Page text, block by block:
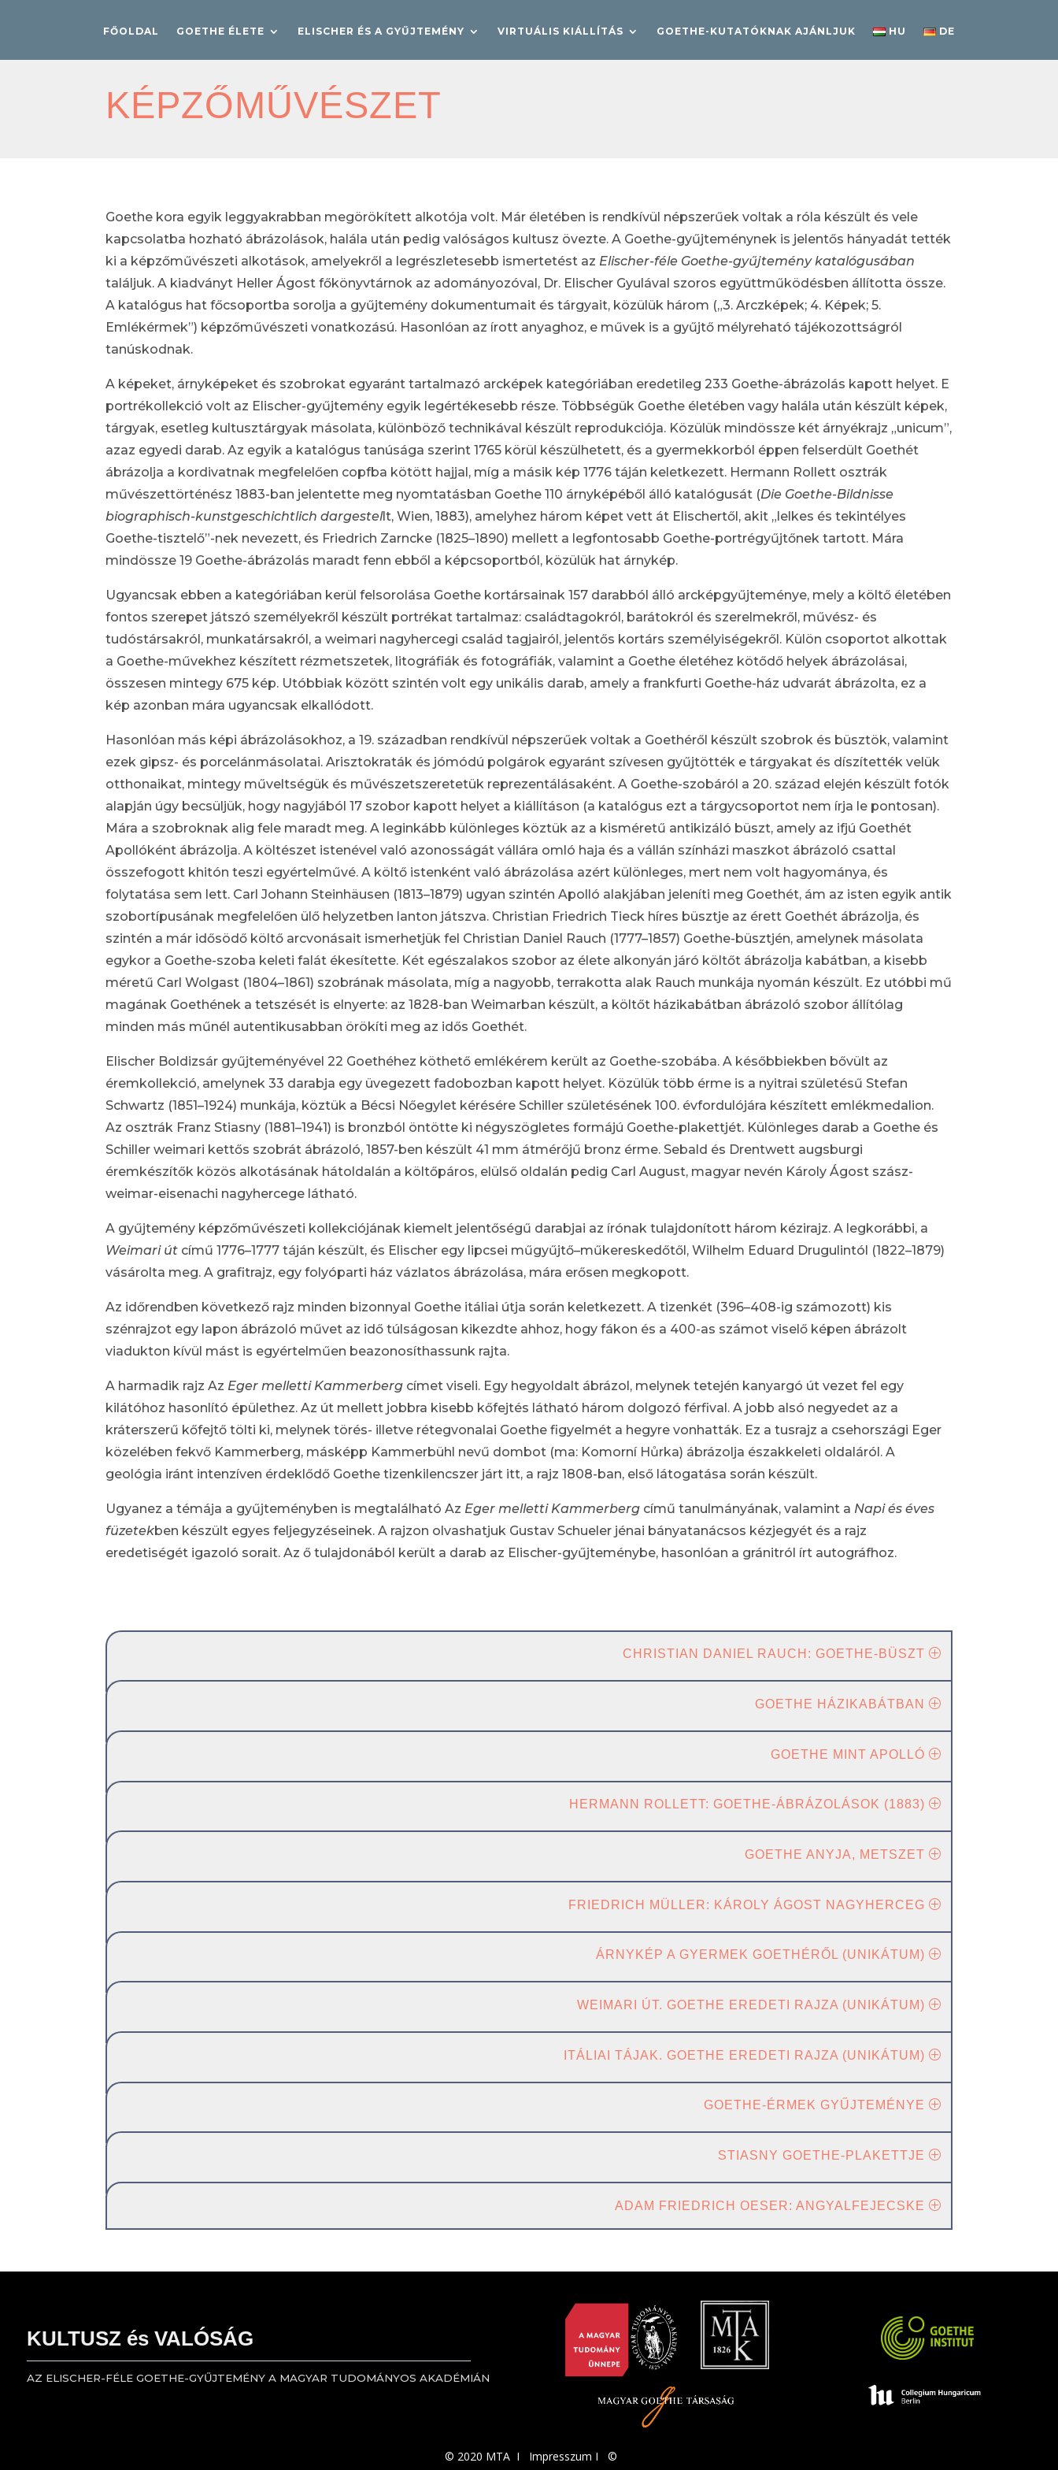
FŐOLDAL GOETHE ÉLETE ELISCHER ÉS A GYŰJTEMÉNY VIRTUÁLIS KIÁLLÍTÁS GOETHE-KUTATÓKNAK AJÁNLJUK HU DE
KÉPZŐMŰVÉSZET
Goethe kora egyik leggyakrabban megörökített alkotója volt. Már életében is rendkívül népszerűek voltak a róla készült és vele
kapcsolatba hozható ábrázolások, halála után pedig valóságos kultusz övezte. A Goethe-gyűjteménynek is jelentős hányadát tették
ki a képzőművészeti alkotások, amelyekről a legrészletesebb ismertetést az Elischer-féle Goethe-gyűjtemény katalógusában
találjuk. A kiadványt Heller Ágost főkönyvtárnok az adományozóval, Dr. Elischer Gyulával szoros együttműködésben állította össze.
A katalógus hat főcsoportba sorolja a gyűjtemény dokumentumait és tárgyait, közülük három („3. Arczképek; 4. Képek; 5.
Emlékérmek”) képzőművészeti vonatkozású. Hasonlóan az írott anyaghoz, e művek is a gyűjtő mélyreható tájékozottságról
tanúskodnak.
A képeket, árnyképeket és szobrokat egyaránt tartalmazó arcképek kategóriában eredetileg 233 Goethe-ábrázolás kapott helyet. E
portrékollekció volt az Elischer-gyűjtemény egyik legértékesebb része. Többségük Goethe életében vagy halála után készült képek,
tárgyak, esetleg kultusztárgyak másolata, különböző technikával készült reprodukciója. Közülük mindössze két árnyékrajz „unicum”,
azaz egyedi darab. Az egyik a katalógus tanúsága szerint 1765 körül készülhetett, és a gyermekkorból éppen felserdült Goethét
ábrázolja a kordivatnak megfelelően copfba kötött hajjal, míg a másik kép 1776 táján keletkezett. Hermann Rollett osztrák
művészettörténész 1883-ban jelentette meg nyomtatásban Goethe 110 árnyképéből álló katalógusát (Die Goethe-Bildnisse
biographisch-kunstgeschichtlich dargestellt, Wien, 1883), amelyhez három képet vett át Elischertől, akit „lelkes és tekintélyes
Goethe-tisztelő”-nek nevezett, és Friedrich Zarncke (1825–1890) mellett a legfontosabb Goethe-portrégyűjtőnek tartott. Mára
mindössze 19 Goethe-ábrázolás maradt fenn ebből a képcsoportból, közülük hat árnykép.
Ugyancsak ebben a kategóriában kerül felsorolása Goethe kortársainak 157 darabból álló arcképgyűjteménye, mely a költő életében
fontos szerepet játszó személyekről készült portrékat tartalmaz: családtagokról, barátokról és szerelmekről, művész- és
tudóstársakról, munkatársakról, a weimari nagyhercegi család tagjairól, jelentős kortárs személyiségekről. Külön csoportot alkottak
a Goethe-művekhez készített rézmetszetek, litográfiák és fotográfiák, valamint a Goethe életéhez kötődő helyek ábrázolásai,
összesen mintegy 675 kép. Utóbbiak között szintén volt egy unikális darab, amely a frankfurti Goethe-ház udvarát ábrázolta, ez a
kép azonban mára ugyancsak elkallódott.
Hasonlóan más képi ábrázolásokhoz, a 19. században rendkívül népszerűek voltak a Goethéről készült szobrok és büsztök, valamint
ezek gipsz- és porcelánmásolatai. Arisztokraták és jómódú polgárok egyaránt szívesen gyűjtötték e tárgyakat és díszítették velük
otthonaikat, mintegy műveltségük és művészetszeretetük reprezentálásaként. A Goethe-szobáról a 20. század elején készült fotók
alapján úgy becsüljük, hogy nagyjából 17 szobor kapott helyet a kiállításon (a katalógus ezt a tárgycsoportot nem írja le pontosan).
Mára a szobroknak alig fele maradt meg. A leginkább különleges köztük az a kisméretű antikizáló büszt, amely az ifjú Goethét
Apollóként ábrázolja. A költészet istenével való azonosságát vállára omló haja és a vállán színházi maszkot ábrázoló csattal
összefogott khitón teszi egyértelművé. A költő istenként való ábrázolása azért különleges, mert nem volt hagyománya, és
folytatása sem lett. Carl Johann Steinhäusen (1813–1879) ugyan szintén Apolló alakjában jeleníti meg Goethét, ám az isten egyik antik
szobortípusának megfelelően ülő helyzetben lanton játszva. Christian Friedrich Tieck híres büsztje az érett Goethét ábrázolja, és
szintén a már idősödő költő arcvonásait ismerhetjük fel Christian Daniel Rauch (1777–1857) Goethe-büsztjén, amelynek másolata
egykor a Goethe-szoba keleti falát ékesítette. Két egészalakos szobor az élete alkonyán járó költőt ábrázolja kabátban, a kisebb
méretű Carl Wolgast (1804–1861) szobrának másolata, míg a nagyobb, terrakotta alak Rauch munkája nyomán készült. Ez utóbbi mű
magának Goethének a tetszését is elnyerte: az 1828-ban Weimarban készült, a költőt házikabátban ábrázoló szobor állítólag
minden más műnél autentikusabban örökíti meg az idős Goethét.
Elischer Boldizsár gyűjteményével 22 Goethéhez köthető emlékérem került az Goethe-szobába. A későbbiekben bővült az
éremkollekció, amelynek 33 darabja egy üvegezett fadobozban kapott helyet. Közülük több érme is a nyitrai születésű Stefan
Schwartz (1851–1924) munkája, köztük a Bécsi Nőegylet kérésére Schiller születésének 100. évfordulójára készített emlékmedalion.
Az osztrák Franz Stiasny (1881–1941) is bronzból öntötte ki négyszögletes formájú Goethe-plakettjét. Különleges darab a Goethe és
Schiller weimari kettős szobrát ábrázoló, 1857-ben készült 41 mm átmérőjű bronz érme. Sebald és Drentwett augsburgi
éremkészítők közös alkotásának hátoldalán a költőpáros, elülső oldalán pedig Carl August, magyar nevén Károly Ágost szász-
weimar-eisenachi nagyhercege látható.
A gyűjtemény képzőművészeti kollekciójának kiemelt jelentőségű darabjai az írónak tulajdonított három kézirajz. A legkorábbi, a
Weimari út című 1776–1777 táján készült, és Elischer egy lipcsei műgyűjtő–műkereskedőtől, Wilhelm Eduard Drugulintól (1822–1879)
vásárolta meg. A grafitrajz, egy folyóparti ház vázlatos ábrázolása, mára erősen megkopott.
Az időrendben következő rajz minden bizonnyal Goethe itáliai útja során keletkezett. A tizenkét (396–408-ig számozott) kis
szénrajzot egy lapon ábrázoló művet az idő túlságosan kikezdte ahhoz, hogy fákon és a 400-as számot viselő képen ábrázolt
viadukton kívül mást is egyértelműen beazonosíthassunk rajta.
A harmadik rajz Az Eger melletti Kammerberg címet viseli. Egy hegyoldalt ábrázol, melynek tetején kanyargó út vezet fel egy
kilátóhoz hasonlító épülethez. Az út mellett jobbra kisebb kőfejtés látható három dolgozó férfival. A jobb alsó negyedet az a
kráterszerű kőfejtő tölti ki, melynek törés- illetve rétegvonalai Goethe figyelmét a hegyre vonhatták. Ez a tusrajz a csehországi Eger
közelében fekvő Kammerberg, másképp Kammerbühl nevű dombot (ma: Komorní Hůrka) ábrázolja északkeleti oldaláról. A
geológia iránt intenzíven érdeklődő Goethe tizenkilencszer járt itt, a rajz 1808-ban, első látogatása során készült.
Ugyanez a témája a gyűjteményben is megtalálható Az Eger melletti Kammerberg című tanulmányának, valamint a Napi és éves
füzetekben készült egyes feljegyzéseinek. A rajzon olvashatjuk Gustav Schueler jénai bányatanácsos kézjegyét és a rajz
eredetiségét igazoló sorait. Az ő tulajdonából került a darab az Elischer-gyűjteménybe, hasonlóan a gránitról írt autográfhoz.
CHRISTIAN DANIEL RAUCH: GOETHE-BÜSZT
GOETHE HÁZIKABÁTBAN
GOETHE MINT APOLLÓ
HERMANN ROLLETT: GOETHE-ÁBRÁZOLÁSOK (1883)
GOETHE ANYJA, METSZET
FRIEDRICH MÜLLER: KÁROLY ÁGOST NAGYHERCEG
ÁRNYKÉP A GYERMEK GOETHÉRŐL (UNIKÁTUM)
WEIMARI ÚT. GOETHE EREDETI RAJZA (UNIKÁTUM)
ITÁLIAI TÁJAK. GOETHE EREDETI RAJZA (UNIKÁTUM)
GOETHE-ÉRMEK GYŰJTEMÉNYE
STIASNY GOETHE-PLAKETTJE
ADAM FRIEDRICH OESER: ANGYALFEJECSKE
KULTUSZ és VALÓSÁG
AZ ELISCHER-FÉLE GOETHE-GYŰJTEMÉNY A MAGYAR TUDOMÁNYOS AKADÉMIÁN
© 2020 MTA I Impresszum I ©